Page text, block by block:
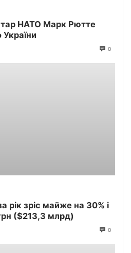
НАТО Марк Рютте
України
0
рік зріс майже на 30% і
($213,3 млрд)
0